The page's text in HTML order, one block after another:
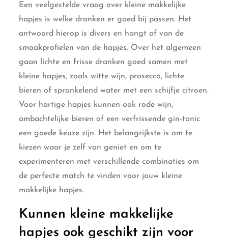
Een veelgestelde vraag over kleine makkelijke
hapjes is welke dranken er goed bij passen. Het
antwoord hierop is divers en hangt af van de
smaakprofielen van de hapjes. Over het algemeen
gaan lichte en frisse dranken goed samen met
kleine hapjes, zoals witte wijn, prosecco, lichte
bieren of sprankelend water met een schijfje citroen.
Voor hartige hapjes kunnen ook rode wijn,
ambachtelijke bieren of een verfrissende gin-tonic
een goede keuze zijn. Het belangrijkste is om te
kiezen waar je zelf van geniet en om te
experimenteren met verschillende combinaties om
de perfecte match te vinden voor jouw kleine
makkelijke hapjes.
Kunnen kleine makkelijke
hapjes ook geschikt zijn voor